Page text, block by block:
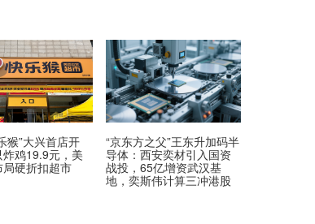
猴”大兴首店开
炸鸡19.9元，美
局硬折扣超市
“京东方之父”王东升加码半
导体：西安奕材引入国资
战投，65亿增资武汉基
地，奕斯伟计算三冲港股